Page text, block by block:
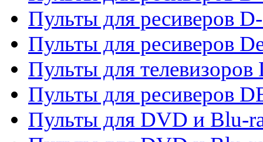
Пульты для ресиверов
Пульты для ресиверов
Пульты для телевизоров
Пульты для ресиверов
Пульты для DVD и Blu-